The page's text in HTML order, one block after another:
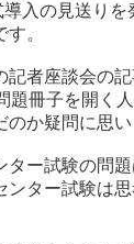
入の見送りを
。
記者座談会の
題冊子を開く
か疑問に思い
ー試験の問題
ンター試験は